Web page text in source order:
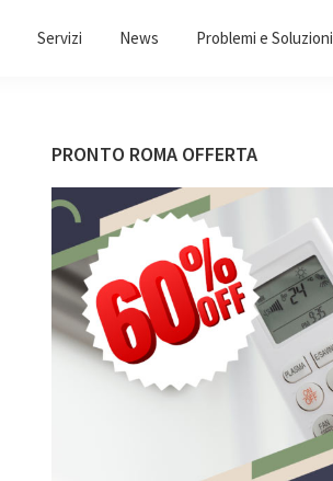
Servizi News Problemi e Soluzioni
Barra
laterale
primaria
PRONTO ROMA OFFERTA